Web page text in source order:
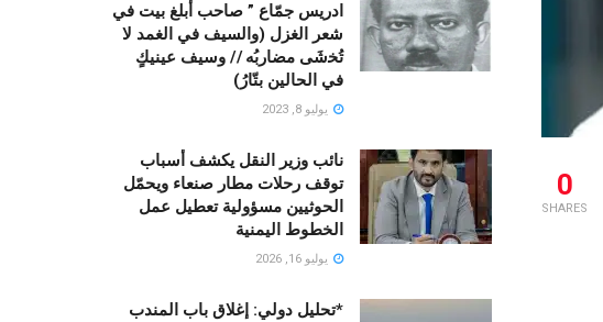
0
SHARES
ادريس جمّاع ” صاحب أبلغ بيت في
شعر الغزل (وﺍﻟﺴﻴﻒ ﻓﻲ الغمد ﻻ
ﺗُﺨشَى مضاربُه // ﻭﺳﻴﻒ ﻋﻴﻨﻴﻚٍ
ﻓﻲ ﺍﻟﺤﺎﻟﻴﻦ ﺑﺘّﺎﺭُ)
يوليو 8, 2023
نائب وزير النقل يكشف أسباب
توقف رحلات مطار صنعاء ويحمّل
الحوثيين مسؤولية تعطيل عمل
الخطوط اليمنية
يوليو 16, 2026
*تحليل دولي: إغلاق باب المندب